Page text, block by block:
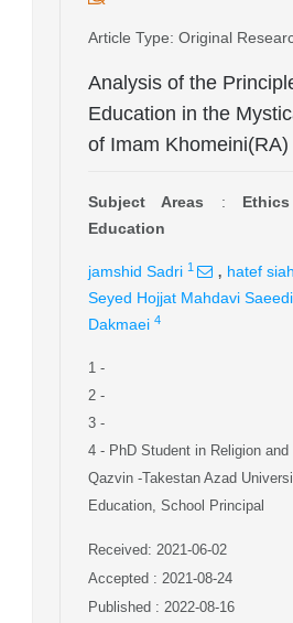
Article Type: Original
Analysis of the
Education in the
of Imam Khomeini(RA)
Subject Areas :
Education
jamshid Sadri 1 , hatef
Seyed Hojjat Mahdavi Saeedi
Dakmaei 4
1 -
2 -
3 -
4 - PhD Student in Religion and
Qazvin -Takestan Azad
Education, School Principal
Received: 2021-06-02
Accepted : 2021-08-24
Published : 2022-08-16